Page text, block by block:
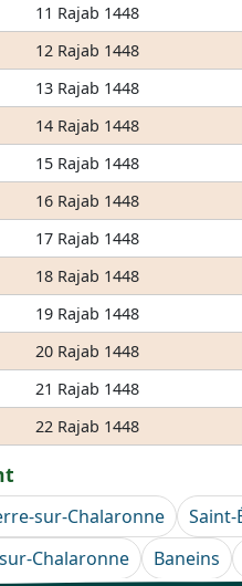
11 Rajab 1448
12 Rajab 1448
13 Rajab 1448
14 Rajab 1448
15 Rajab 1448
16 Rajab 1448
17 Rajab 1448
18 Rajab 1448
19 Rajab 1448
20 Rajab 1448
21 Rajab 1448
22 Rajab 1448
sur-Chalaronne
Chalaronne Baneins